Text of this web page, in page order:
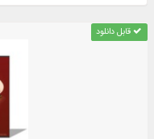
قابل دانلود